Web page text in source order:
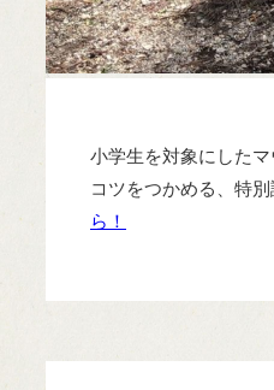
小学生を対象にした
コツをつかめる、特
ら！